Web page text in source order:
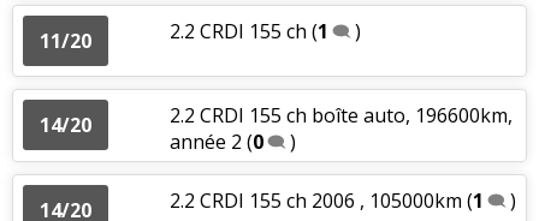
11/20 2.2 CRDI 155 ch (1 )
14/20
2.2 CRDI 155 ch boîte auto, 196600km,
année 2 (0 )
14/20 2.2 CRDI 155 ch 2006 , 105000km (1 )